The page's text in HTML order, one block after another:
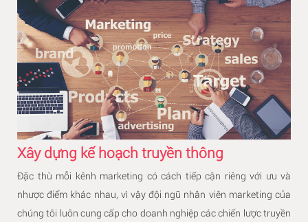
Xây dựng kế hoạch truyền thông
Đặc thù mỗi kênh marketing có cách tiếp cận riêng với ưu và
nhược điểm khác nhau, vì vậy đội ngũ nhân viên marketing của
chúng tôi luôn cung cấp cho doanh nghiệp các chiến lược truyền